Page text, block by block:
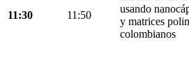
11:30 11:50
usando
y matrices
colombianos